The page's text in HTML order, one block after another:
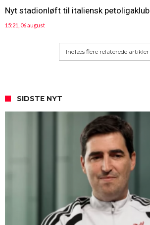
Nyt stadionløft til italiensk petoligaklub
15:21, 06 august
Indlæs flere relaterede artikler
SIDSTE NYT